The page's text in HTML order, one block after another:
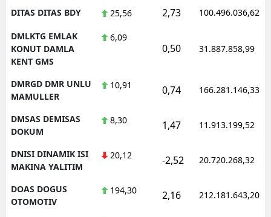
DITAS DITAS BDY 25,56 2,73 100.496.036,62
DMLKTG EMLAK
KONUT DAMLA
KENT GMS
6,09
0,50 31.887.858,99
DMRGD DMR UNLU
MAMULLER
10,91 0,74 166.281.146,33
DMSAS DEMISAS
DOKUM
8,30 1,47 11.913.199,52
DNISI DINAMIK ISI
MAKINA YALITIM
20,12 -2,52 20.720.268,32
DOAS DOGUS
OTOMOTIV
194,30 2,16 212.181.643,20